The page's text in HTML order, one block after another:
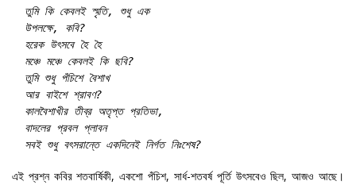
  তুমি কি কেবলই স্মৃতি, শুধু এক
  উপলক্ষে, কবি?
  হরেক উৎসবে হৈ হৈ
  মঞ্চে মঞ্চে কেবলই কি ছবি?
  তুমি শুধু পঁচিশে বৈশাখ
  আর বাইশে শ্রাবণ?
  কালবৈশাখীর তীব্র অতৃপ্ত প্রতিভা,
  বাদলের প্রবল প্লাবন
এই প্রশ্ন কবির শতবার্ষিকী, একশো পঁচিশ, সার্ধ-শতবর্ষ পূর্তি উৎসবেও ছিল, আজও আছে।